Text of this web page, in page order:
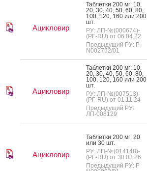
Ацикловир
Таб­летки 200 мг: 10,
20, 30, 40, 50, 60, 80,
100, 120, 160 или 200
шт.
РУ: ЛП-№(000674)-
(РГ-RU) от 06.04.22
Предыдущий РУ: Р
N002752/01
Ацикловир
Таб­летки 200 мг: 10,
20, 30, 40, 50, 60, 80,
100, 120, 160 или 200
шт.
РУ: ЛП-№(007513)-
(РГ-RU) от 01.11.24
Предыдущий РУ:
ЛП-008129
Ацикловир
Таб­летки 200 мг: 20
или 30 шт.
РУ: ЛП-№(014148)-
(РГ-RU) от 30.03.26
Предыдущий РУ: Р